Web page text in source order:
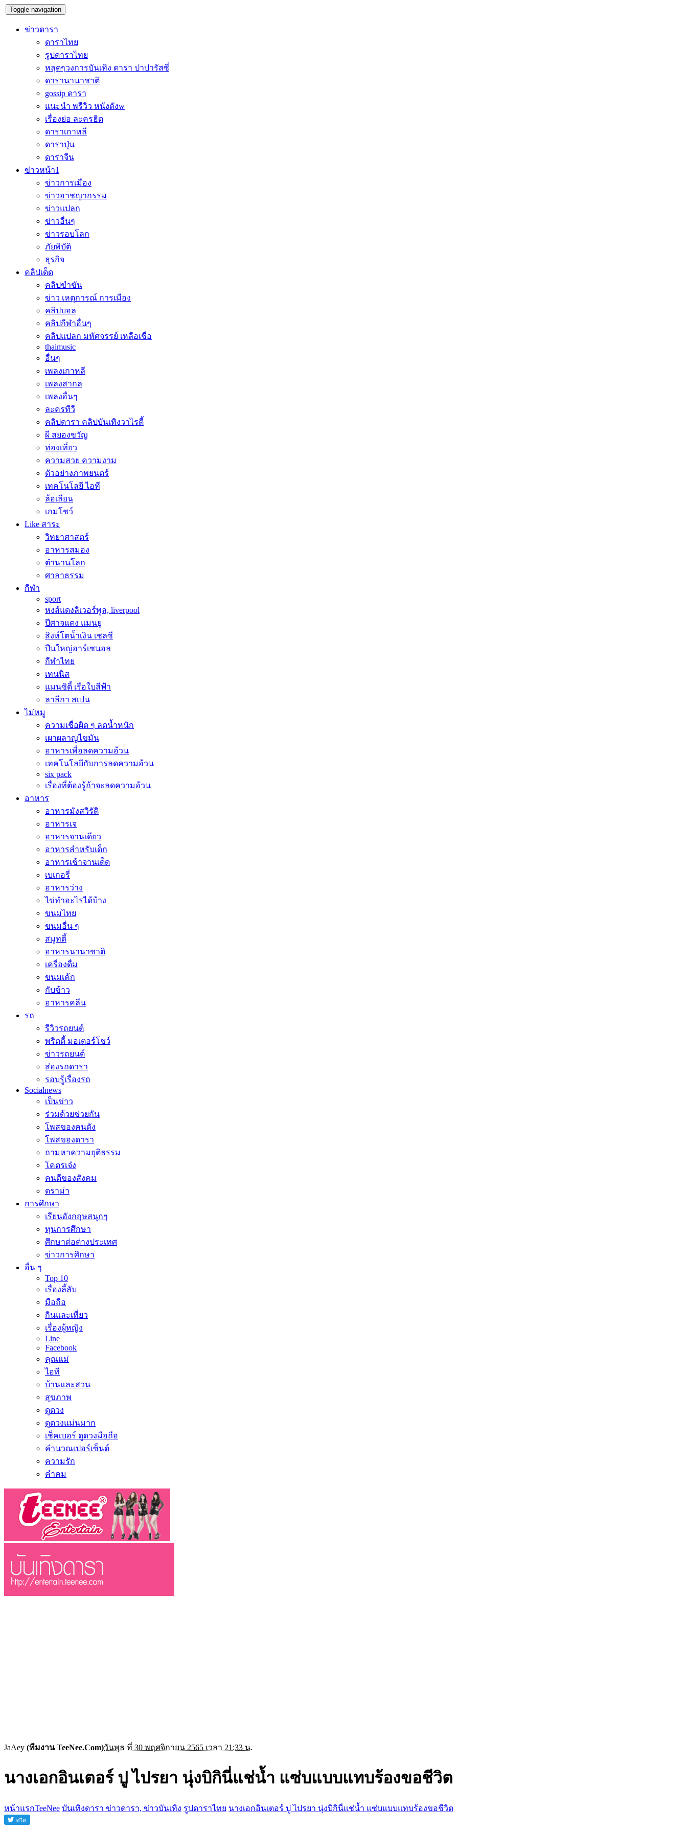
Toggle navigation
ข่าวดารา
ดาราไทย
รูปดาราไทย
หลุดๆวงการบันเทิง ดารา ปาปารัสซี่
ดารานานาชาติ
gossip ดารา
แนะนำ พรีวิว หนังดังw
เรื่องย่อ ละครฮิต
ดาราเกาหลี
ดาราปุ่น
ดาราจีน
ข่าวหน้า1
ข่าวการเมือง
ข่าวอาชญากรรม
ข่าวแปลก
ข่าวอื่นๆ
ข่าวรอบโลก
ภัยพิบัติ
ธุรกิจ
คลิปเด็ด
คลิปขำขัน
ข่าว เหตุการณ์ การเมือง
คลิปบอล
คลิปกีฬาอื่นๆ
คลิปแปลก มหัศจรรย์ เหลือเชื่อ
thaimusic
อื่นๆ
เพลงเกาหลี
เพลงสากล
เพลงอื่นๆ
ละครทีวี
คลิปดารา คลิปบันเทิงวาไรตี้
ผี สยองขวัญ
ท่องเที่ยว
ความสวย ความงาม
ตัวอย่างภาพยนตร์
เทคโนโลยี ไอที
ล้อเลียน
เกมโชว์
Like สาระ
วิทยาศาสตร์
อาหารสมอง
ตำนานโลก
ศาลาธรรม
กีฬา
sport
หงส์แดงลิเวอร์พูล, liverpool
ปีศาจแดง แมนยู
สิงห์โตน้ำเงิน เชลซี
ปืนใหญ่อาร์เซนอล
กีฬาไทย
เทนนิส
แมนซิตี้ เรือใบสีฟ้า
ลาลีกา สเปน
ไม่หมู
ความเชื่อผิด ๆ ลดน้ำหนัก
เผาผลาญไขมัน
อาหารเพื่อลดความอ้วน
เทคโนโลยีกับการลดความอ้วน
six pack
เรื่องที่ต้องรู้ถ้าจะลดความอ้วน
อาหาร
อาหารมังสวิรัติ
อาหารเจ
อาหารจานเดียว
อาหารสำหรับเด็ก
อาหารเช้าจานเด็ด
เบเกอรี่
อาหารว่าง
ไข่ทำอะไรได้บ้าง
ขนมไทย
ขนมอื่น ๆ
สมูทตี้
อาหารนานาชาติ
เครื่องดื่ม
ขนมเค้ก
กับข้าว
อาหารคลีน
รถ
รีวิวรถยนต์
พริตตี้ มอเตอร์โชว์
ข่าวรถยนต์
ส่องรถดารา
รอบรู้เรื่องรถ
Socialnews
เป็นข่าว
ร่วมด้วยช่วยกัน
โพสของคนดัง
โพสของดารา
ถามหาความยุติธรรม
โคตรเจ๋ง
คนดีของสังคม
ดราม่า
การศึกษา
เรียนอังกฤษสนุกๆ
ทุนการศึกษา
ศึกษาต่อต่างประเทศ
ข่าวการศึกษา
อื่น ๆ
Top 10
เรื่องลี้ลับ
มือถือ
กินและเที่ยว
เรื่องผู้หญิง
Line
Facebook
คุณแม่
ไอที
บ้านและสวน
สุขภาพ
ดูดวง
ดูดวงแม่นมาก
เช็คเบอร์ ดูดวงมือถือ
คำนวณเปอร์เซ็นต์
ความรัก
คำคม
JaAey (ทีมงาน TeeNee.Com)วันพุธ ที่ 30 พฤศจิกายน 2565 เวลา 21:33 น.
นางเอกอินเตอร์ ปู ไปรยา นุ่งบิกินี่แช่น้ำ แซ่บแบบแทบร้องขอชีวิต
หน้าแรกTeeNee บันเทิงดารา ข่าวดารา, ข่าวบันเทิง รูปดาราไทย นางเอกอินเตอร์ ปู ไปรยา นุ่งบิกินี่แช่น้ำ แซ่บแบบแทบร้องขอชีวิต